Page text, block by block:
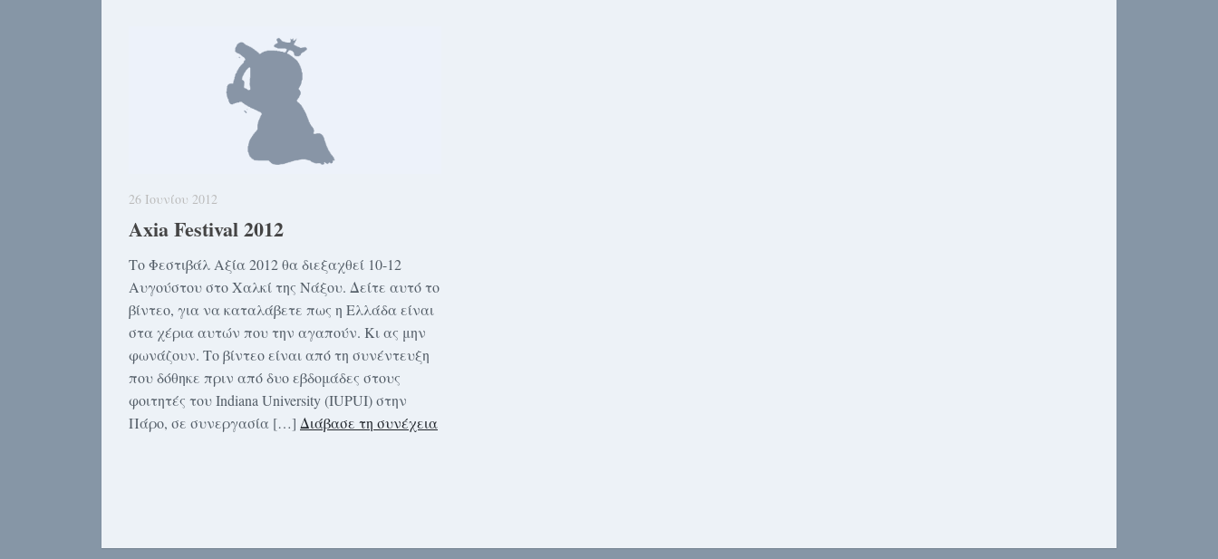
26 Ιουνίου 2012
Axia Festival 2012
Το Φεστιβάλ Αξία 2012 θα διεξαχθεί 10-12
Αυγούστου στο Χαλκί της Νάξου. Δείτε αυτό το
βίντεο, για να καταλάβετε πως η Ελλάδα είναι
στα χέρια αυτών που την αγαπούν. Κι ας μην
φωνάζουν. Το βίντεο είναι από τη συνέντευξη
που δόθηκε πριν από δυο εβδομάδες στους
φοιτητές του Indiana University (IUPUI) στην
Πάρο, σε συνεργασία […] Διάβασε τη συνέχεια